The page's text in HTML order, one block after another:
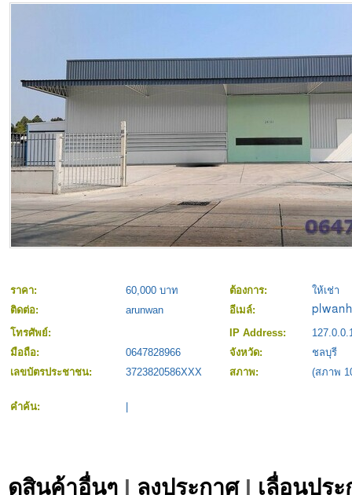
ราคา: 60,000 บาท ต้องการ:
ให้เช่า
ติดต่อ:
arunwan
อีเมล์:
โทรศัพย์:
IP Address:
มือถือ:
0647828966 จังหวัด:
ชลบุรี
เลขบัตรประชาชน:
3723820586XXX สภาพ: (สภาพ
คำค้น:
ดูสินค้าอื่นๆ | ลงประกาศ| เลื่อนปร